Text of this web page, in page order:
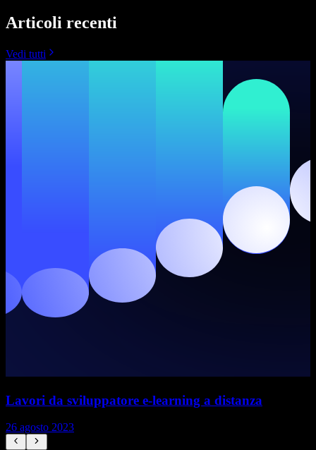
Articoli recenti
Vedi tutti
Lavori da sviluppatore e-learning a distanza
26 agosto 2023